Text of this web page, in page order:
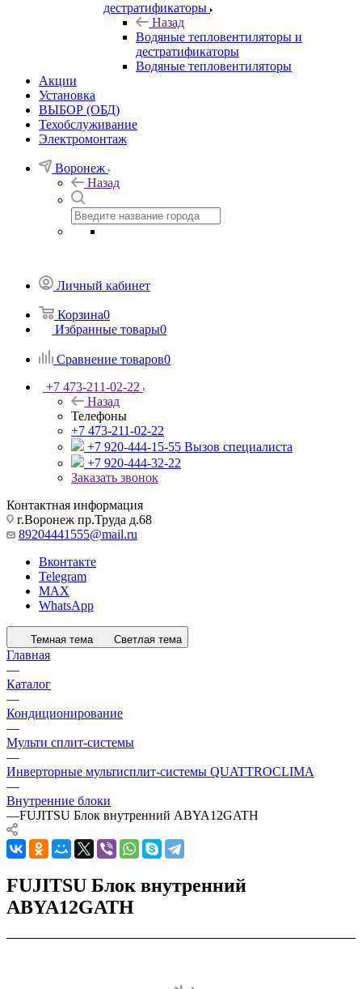
дестратификаторы
Назад
Водяные тепловентиляторы и
дестратификаторы
Водяные тепловентиляторы
Акции
Установка
ВЫБОР (ОБД)
Техобслуживание
Электромонтаж
Воронеж
Назад
Личный кабинет
Корзина0
Избранные товары0
Сравнение товаров0
+7 473-211-02-22
Назад
Телефоны
+7 473-211-02-22
+7 920-444-15-55 Вызов специалиста
+7 920-444-32-22
Заказать звонок
Контактная информация
г.Воронеж пр.Труда д.68
89204441555@mail.ru
Вконтакте
Telegram
MAX
WhatsApp
Темная тема Светлая тема
Главная
—
Каталог
—
Кондиционирование
—
Мульти сплит-системы
—
Инверторные мультисплит-системы QUATTROCLIMA
—
Внутренние блоки
—FUJITSU Блок внутренний ABYA12GATH
FUJITSU Блок внутренний
ABYA12GATH